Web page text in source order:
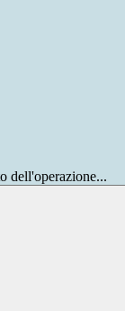
dell'operazione...